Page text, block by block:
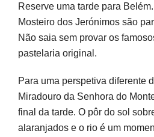
Reserve uma tarde para
Mosteiro dos Jerónimos são
Não saia sem provar os
pastelaria original.
Para uma perspetiva diferente
Miradouro da Senhora do
final da tarde. O pôr do sol
alaranjados e o rio é um